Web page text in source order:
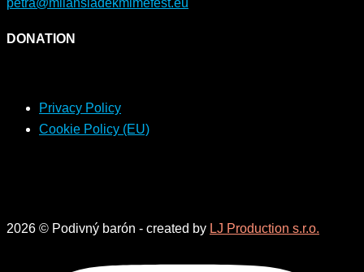
DONATION
Privacy Policy
Cookie Policy (EU)
2026 © Podivný barón - created by LJ Production s.r.o.